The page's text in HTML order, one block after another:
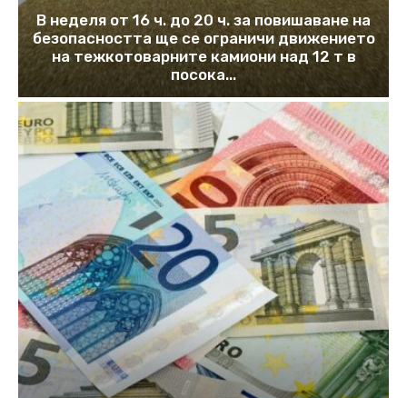
В неделя от 16 ч. до 20 ч. за повишаване на
безопасността ще се ограничи движението
на тежкотоварните камиони над 12 т в
посока...